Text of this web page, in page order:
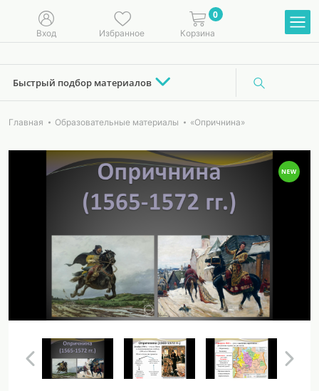
Вход Избранное
0
Корзина
Быстрый подбор материалов
Главная Образовательные материалы «Опричнина»